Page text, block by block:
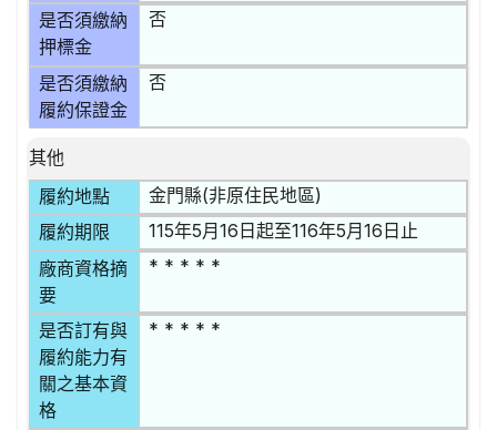
是否須繳納
押標金
否
是否須繳納
履約保證金
否
其他
履約地點
金門縣(非原住民地區)
履約期限 115年5月16日起至116年5月16日止
廠商資格摘
要
* * * * *
是否訂有與
履約能力有
關之基本資
格
* * * * *